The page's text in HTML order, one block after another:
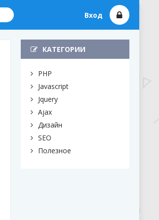
Вход
КАТЕГОРИИ
PHP
Javascript
Jquery
Ajax
Дизайн
SEO
Полезное